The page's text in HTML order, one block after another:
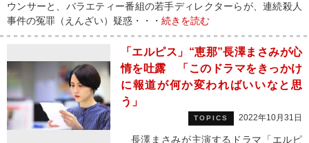
ウンサーと、バラエティー番組の若手ディレクターらが、連続殺人
事件の冤罪（えんざい）疑惑・・・ 続きを読む
「エルピス」“恵那”長澤まさみが心
情を吐露 「このドラマをきっかけ
に報道が何か変わればいいなと思
う」
TOPICS 2022年10月31日
長澤まさみが主演するドラマ「エルピ